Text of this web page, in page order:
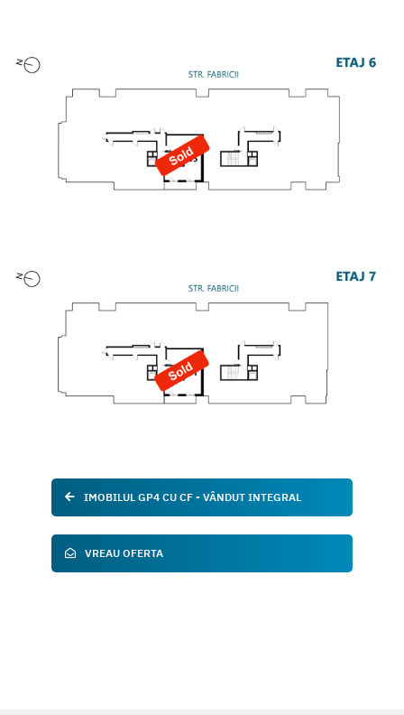
IMOBILUL GP4 CU CF - VÂNDUT INTEGRAL
VREAU OFERTA